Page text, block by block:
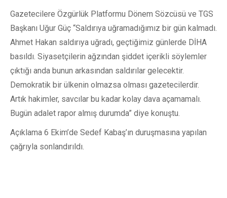
Gazetecilere Özgürlük Platformu Dönem Sözcüsü ve TGS
Başkanı Uğur Güç “Saldırıya uğramadığımız bir gün kalmadı.
Ahmet Hakan saldırıya uğradı, geçtiğimiz günlerde DİHA
basıldı. Siyasetçilerin ağzından şiddet içerikli söylemler
çıktığı anda bunun arkasından saldırılar gelecektir.
Demokratik bir ülkenin olmazsa olması gazetecilerdir.
Artık hakimler, savcılar bu kadar kolay dava açamamalı.
Bugün adalet rapor almış durumda” diye konuştu.
Açıklama 6 Ekim’de Sedef Kabaş’ın duruşmasına yapılan
çağrıyla sonlandırıldı.